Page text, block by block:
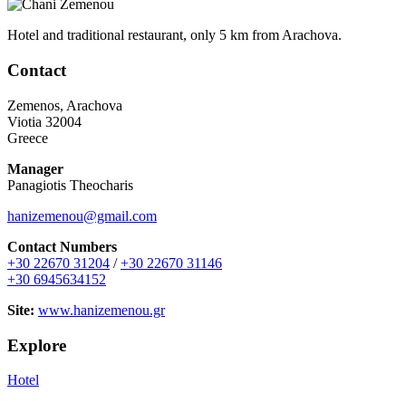
Hotel and traditional restaurant, only 5 km from Arachova.
Contact
Zemenos, Arachova
Viotia 32004
Greece
Manager
Panagiotis Theocharis
hanizemenou@gmail.com
Contact Numbers
+30 22670 31204 /+30 22670 31146
+30 6945634152
Site: www.hanizemenou.gr
Explore
Hotel